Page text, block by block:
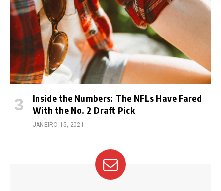
Inside the Numbers: The NFLs Have Fared
With the No. 2 Draft Pick
JANEIRO 15, 2021